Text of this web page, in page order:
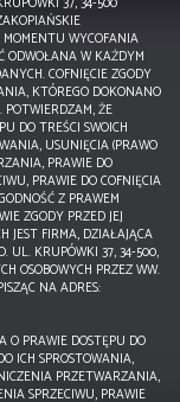
WYCOFANIA
ODWOŁANA W KAŻDYM
COFNIĘCIE ZGODY
KTÓREGO DOKONANO
POTWIERDZAM, ŻE
DO TREŚCI SWOICH
USUNIĘCIA (PRAWO
PRAWIE DO
PRAWIE DO COFNIĘCIA
Z PRAWEM
ZGODY PRZED JEJ
JEST FIRMA, DZIAŁAJĄCA
UL. KRUPÓWKI 37, 34-500,
OSOBOWYCH PRZEZ WW.
NA ADRES:
O PRAWIE DOSTĘPU DO
ICH SPROSTOWANIA,
PRZETWARZANIA,
SPRZECIWU, PRAWIE